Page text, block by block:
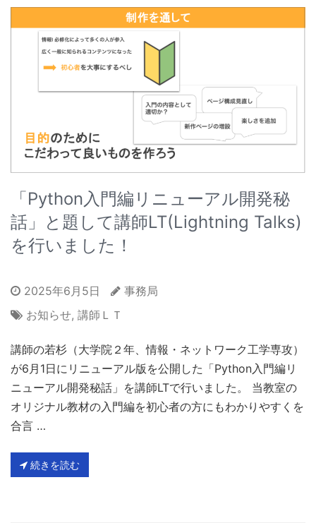
「Python入門編リニューアル開発秘
話」と題して講師LT(Lightning Talks)
を行いました！
2025年6月5日
事務局
お知らせ, 講師ＬＴ
講師の若杉（大学院２年、情報・ネットワーク工学専攻）
が6月1日にリニューアル版を公開した「Python入門編リ
ニューアル開発秘話」を講師LTで行いました。 当教室の
オリジナル教材の入門編を初心者の方にもわかりやすくを
合言 …
続きを読む